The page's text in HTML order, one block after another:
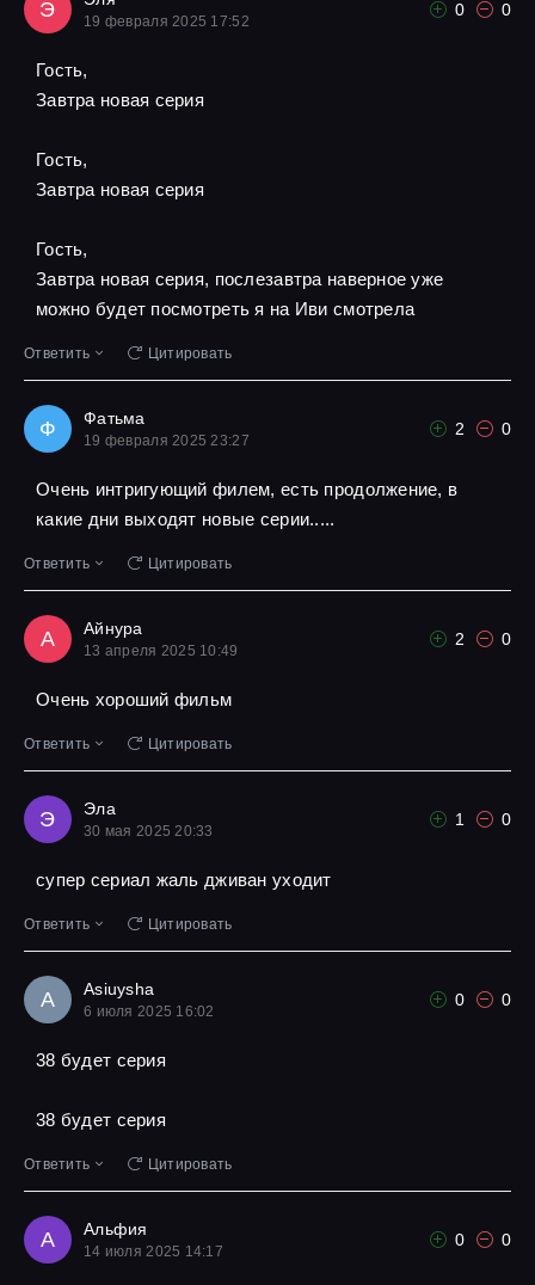
Э
19 февраля 2025 17:52
0 0
Гость,
Завтра новая серия
Гость,
Завтра новая серия
Гость,
Завтра новая серия, послезавтра наверное уже
можно будет посмотреть я на Иви смотрела
Ответить Цитировать
Ф Фатьма
19 февраля 2025 23:27
2 0
Очень интригующий филем, есть продолжение, в
какие дни выходят новые серии.....
Ответить Цитировать
А Айнура
13 апреля 2025 10:49
2 0
Очень хороший фильм
Ответить Цитировать
Э Эла
30 мая 2025 20:33
1 0
супер сериал жаль дживан уходит
Ответить Цитировать
A Asiuysha
6 июля 2025 16:02
0 0
38 будет серия
38 будет серия
Ответить Цитировать
А Альфия
14 июля 2025 14:17
0 0